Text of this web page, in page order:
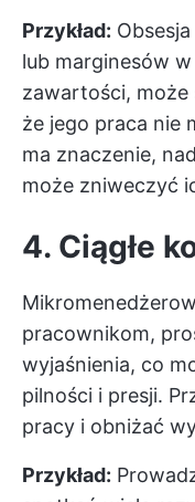
Przykład:
lub marginesów
zawartości, może
że jego praca nie
ma znaczenie,
może zniweczyć
4. Ciągłe
pracownikom,
wyjaśnienia, co
pilności i presji.
pracy i obniżać
Przykład: